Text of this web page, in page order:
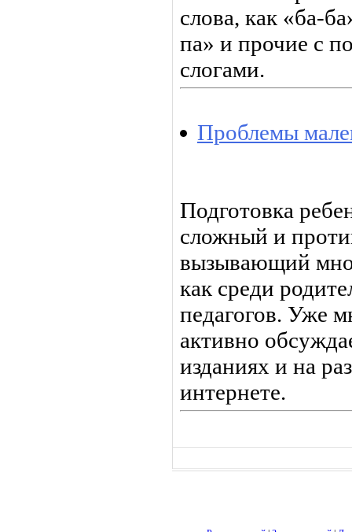
слова, как «ба-
па» и прочие с
слогами.
Проблемы
Подготовка
сложный и
вызывающий
как среди
педагогов. Уже
активно
изданиях и на
интернете.